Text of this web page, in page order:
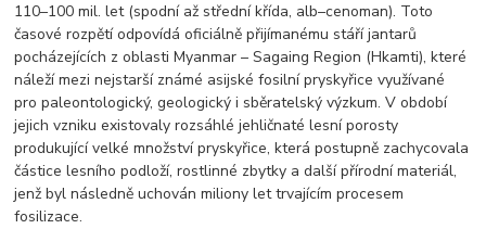
110–100 mil. let (spodní až střední křída, alb–cenoman). Toto
časové rozpětí odpovídá oficiálně přijímanému stáří jantarů
pocházejících z oblasti Myanmar – Sagaing Region (Hkamti), které
náleží mezi nejstarší známé asijské fosilní pryskyřice využívané
pro paleontologický, geologický i sběratelský výzkum. V období
jejich vzniku existovaly rozsáhlé jehličnaté lesní porosty
produkující velké množství pryskyřice, která postupně zachycovala
částice lesního podloží, rostlinné zbytky a další přírodní materiál,
jenž byl následně uchován miliony let trvajícím procesem
fosilizace.